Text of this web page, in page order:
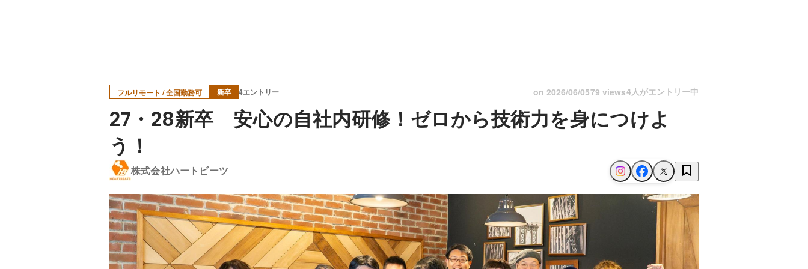
フルリモート / 全国勤務可 新卒 4エントリー on 2026/06/0579 views4人がエントリー中
27・28新卒 安心の自社内研修！ゼロから技術力を身につけよ
う！
株式会社ハートビーツ